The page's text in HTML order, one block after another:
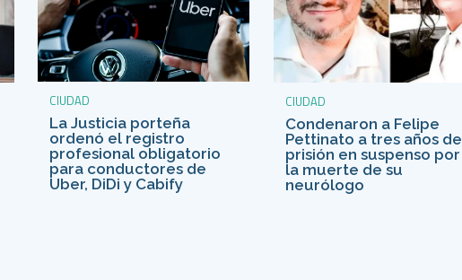
CIUDAD
La Justicia porteña
ordenó el registro
profesional obligatorio
para conductores de
Uber, DiDi y Cabify
CIUDAD
Condenaron a Felipe
Pettinato a tres años de
prisión en suspenso por
la muerte de su
neurólogo